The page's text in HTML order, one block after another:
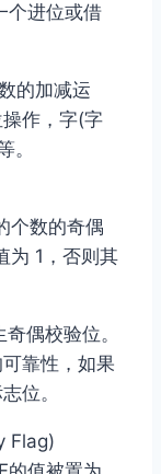
个进位或借
的加减运
作，字(字
。
个数的奇偶
为 1，否则其
偶校验位。
靠性，如果
位。
Flag)